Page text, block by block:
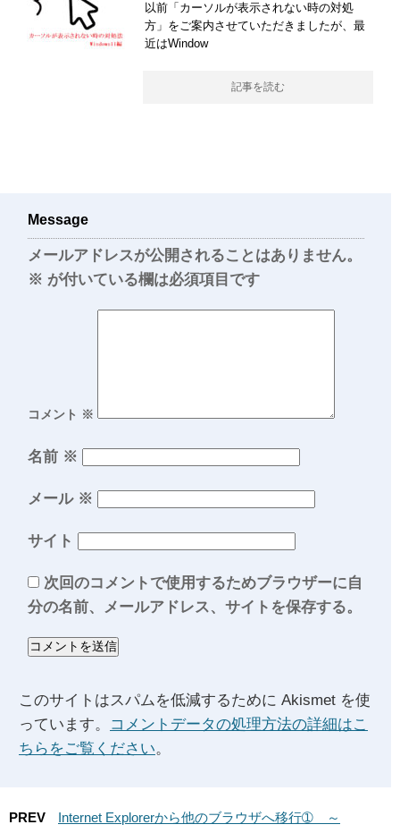
以前「カーソルが表示されない時の対処
方」をご案内させていただきましたが、最
近はWindow
記事を読む
Message
メールアドレスが公開されることはありません。
※ が付いている欄は必須項目です
コメント ※
名前 ※
メール ※
サイト
次回のコメントで使用するためブラウザーに自
分の名前、メールアドレス、サイトを保存する。
このサイトはスパムを低減するために Akismet を使
っています。
コメントデータの処理方法の詳細はこ
ちらをご覧ください。
PREV
Internet Explorerから他のブラウザへ移行➀ ～